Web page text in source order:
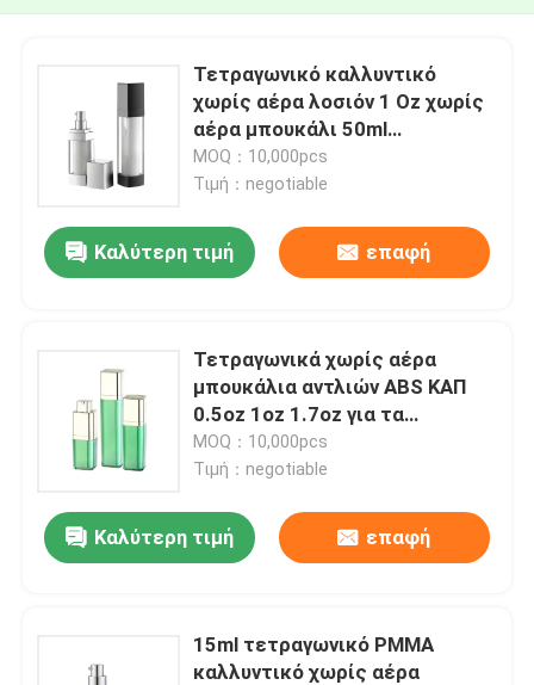
Τετραγωνικό καλλυντικό
χωρίς αέρα λοσιόν 1 Oz χωρίς
αέρα μπουκάλι 50ml
μπουκαλιών αντλιών
διπλοτειχισμένο
MOQ：10,000pcs
Τιμή：negotiable
Καλύτερη τιμή επαφή
Τετραγωνικά χωρίς αέρα
μπουκάλια αντλιών ABS ΚΑΠ
0.5oz 1oz 1.7oz για τα
καλλυντικά
MOQ：10,000pcs
Τιμή：negotiable
Καλύτερη τιμή επαφή
15ml τετραγωνικό PMMA
καλλυντικό χωρίς αέρα